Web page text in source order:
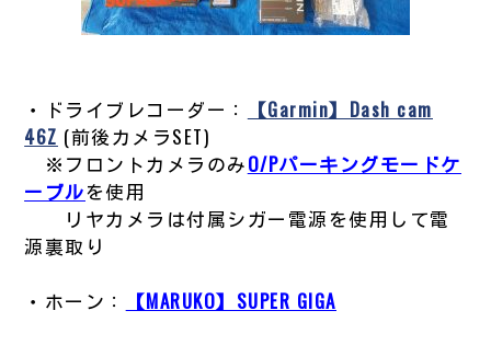
・ドライブレコーダー：
【Garmin】Dash cam
46Z (前後カメラSET)
※フロントカメラのみO/Pパーキングモードケ
ーブルを使用
リヤカメラは付属シガー電源を使用して電
源裏取り
・ホーン：
【MARUKO】SUPER GIGA